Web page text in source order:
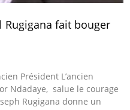
Rugigana fait bouger
Président L’ancien
Ndadaye, salue le courage
Rugigana donne un